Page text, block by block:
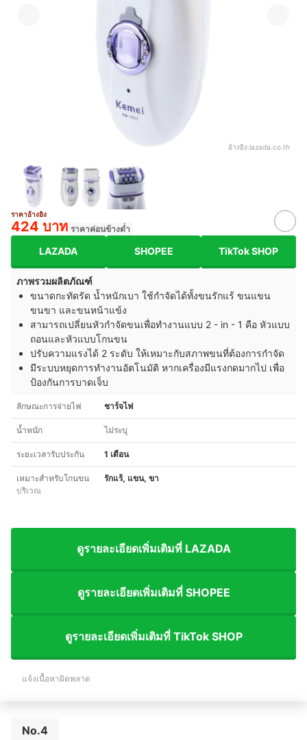
อ้างอิง:lazada.co.th
ราคาอ้างอิง
424 บาท ราคาค่อนข้างต่ำ
LAZADA SHOPEE TikTok SHOP
ภาพรวมผลิตภัณฑ์
ขนาดกะทัดรัด น้ำหนักเบา ใช้กำจัดได้ทั้งขนรักแร้ ขนแขน
ขนขา และขนหน้าแข้ง
สามารถเปลี่ยนหัวกำจัดขนเพื่อทำงานแบบ 2 - in - 1 คือ หัวแบบ
ถอนและหัวแบบโกนขน
ปรับความแรงได้ 2 ระดับ ให้เหมาะกับสภาพขนที่ต้องการกำจัด
มีระบบหยุดการทำงานอัตโนมัติ หากเครื่องมีแรงกดมากไป เพื่อ
ป้องกันการบาดเจ็บ
ลักษณะการจ่ายไฟ ชาร์จไฟ
น้ำหนัก ไม่ระบุ
ระยะเวลารับประกัน 1 เดือน
เหมาะสำหรับโกนขน
บริเวณ
รักแร้, แขน, ขา
ดูรายละเอียดเพิ่มเติมที่ LAZADA
ดูรายละเอียดเพิ่มเติมที่ SHOPEE
ดูรายละเอียดเพิ่มเติมที่ TikTok SHOP
แจ้งเนื้อหาผิดพลาด
No.4